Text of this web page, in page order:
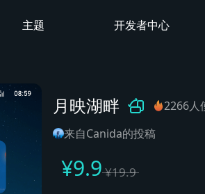
主题 开发者中心
月映湖畔
2266人
来自Canida的投稿
¥9.9¥19.9